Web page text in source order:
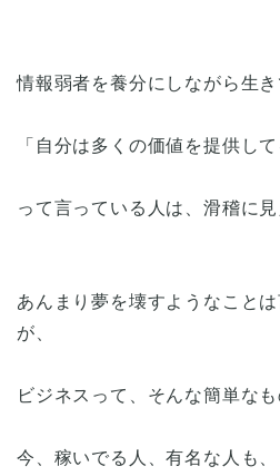
情報弱者を養分にしながら生き
「自分は多くの価値を提供して
って言っている人は、滑稽に見
あんまり夢を壊すようなこと
が、
ビジネスって、そんな簡単なも
今、稼いでる人、有名な人も、